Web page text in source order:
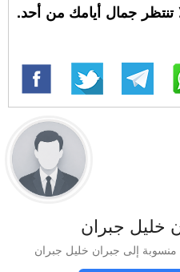
تنتظر جمال أيامك من أحد.
خليل جبران